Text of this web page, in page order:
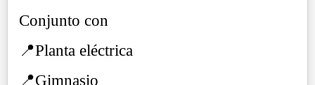
Conjunto con
📍Planta eléctrica
📍Gimnasio